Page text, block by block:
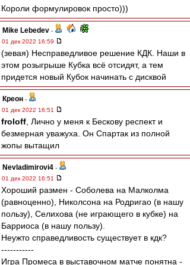
Короли формулировок просто)))
Mike Lebedev -
01 дек 2022 16:59
(зевая) Несправедливое решение КДК. Наши в
этом розыгрыше Кубка всё отсидят, а тем
придется новый Кубок начинать с дисквой
Креон -
01 дек 2022 16:51
froloff , Лично у меня к Бескову респект и
безмерная уважуха. Он Спартак из полной
жопы вытащил
Nevladimirovi4 -
01 дек 2022 16:51
Хороший размен - Соболева на Малколма
(равноценно), Николсона на Родригао (в нашу
пользу), Селихова (не играющего в кубке) на
Барриоса (в нашу пользу).
Неужто справедливость существует в кдк?
-----------
Игра Промеса в выставочном матче понятна -